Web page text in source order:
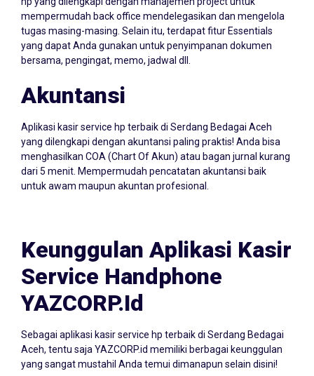
mempermudah back office mendelegasikan dan mengelola
tugas masing-masing. Selain itu, terdapat fitur Essentials
yang dapat Anda gunakan untuk penyimpanan dokumen
bersama, pengingat, memo, jadwal dll.
Akuntansi
yang dilengkapi dengan akuntansi paling praktis! Anda bisa
menghasilkan COA (Chart Of Akun) atau bagan jurnal kurang
dari 5 menit. Mempermudah pencatatan akuntansi baik
untuk awam maupun akuntan profesional.
Keunggulan Aplikasi Kasir
Service Handphone
YAZCORP.id
Aceh, tentu saja YAZCORP.id memiliki berbagai keunggulan
yang sangat mustahil Anda temui dimanapun selain disini!